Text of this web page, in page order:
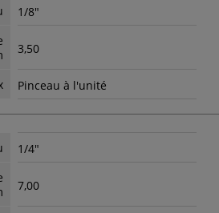
1/8"
3,50
Pinceau à l'unité
1/4"
7,00